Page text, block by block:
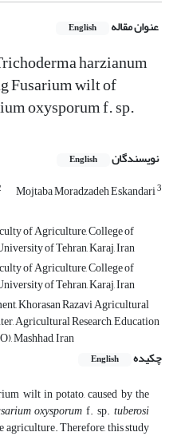
عنوان مقاله English
harzianum
Fusarium wilt of
oxysporum f. sp.
نویسندگان English
Mojtaba Moradzadeh Eskandari3
of Agriculture, College of
of Tehran, Karaj, Iran
of Agriculture, College of
of Tehran, Karaj, Iran
Khorasan Razavi Agricultural
Agricultural Research, Education
Mashhad, Iran
چکیده
English
wilt in potato, caused by the
oxysporumf. sp.tuberosi
agriculture. Therefore, this study